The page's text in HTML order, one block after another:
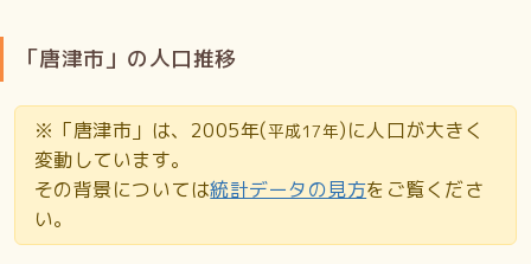
「唐津市」の人口推移
※「唐津市」は、2005年(平成17年)に人口が大きく
変動しています。
その背景については統計データの見方をご覧くださ
い。